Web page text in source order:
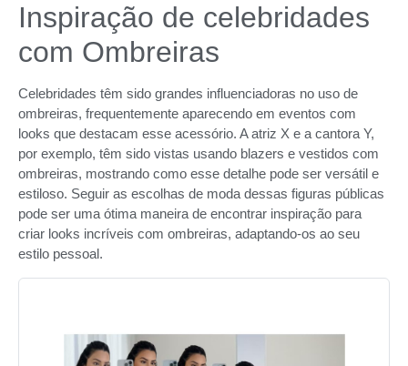
Inspiração de celebridades
com Ombreiras
Celebridades têm sido grandes influenciadoras no uso de
ombreiras, frequentemente aparecendo em eventos com
looks que destacam esse acessório. A atriz X e a cantora Y,
por exemplo, têm sido vistas usando blazers e vestidos com
ombreiras, mostrando como esse detalhe pode ser versátil e
estiloso. Seguir as escolhas de moda dessas figuras públicas
pode ser uma ótima maneira de encontrar inspiração para
criar looks incríveis com ombreiras, adaptando-os ao seu
estilo pessoal.